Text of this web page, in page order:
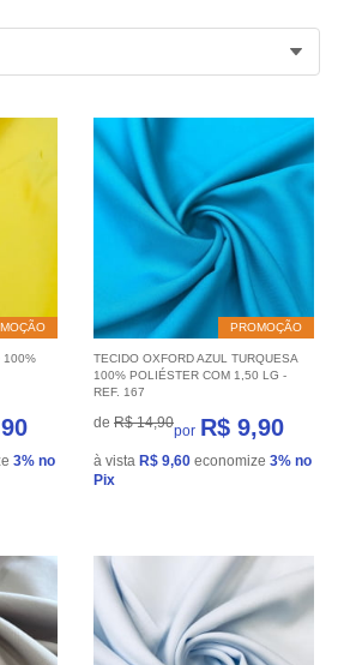
100%
3% no
PROMOÇÃO
TECIDO OXFORD AZUL TURQUESA
100% POLIÉSTER COM 1,50 LG -
REF. 167
de R$ 14,90por R$ 9,90
à vista R$ 9,60 economize 3% no
Pix